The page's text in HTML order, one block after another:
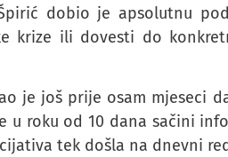
dobio je apsolutnu
krize ili dovesti do
je još prije osam mjeseci
roku od 10 dana sačini
tek došla na dnevni